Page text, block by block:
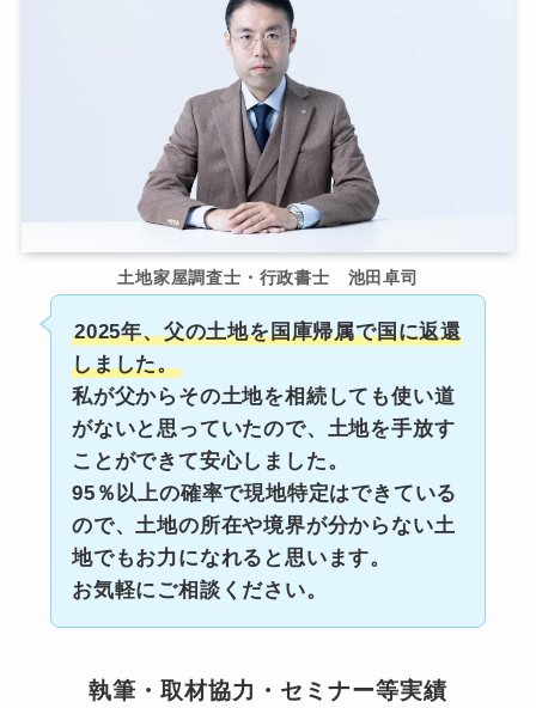
土地家屋調査士・行政書士 池田卓司
2025年、父の土地を国庫帰属で国に返還
しました。
私が父からその土地を相続しても使い道
がないと思っていたので、土地を手放す
ことができて安心しました。
95％以上の確率で現地特定はできている
ので、土地の所在や境界が分からない土
地でもお力になれると思います。
お気軽にご相談ください。
執筆・取材協力・セミナー等実績